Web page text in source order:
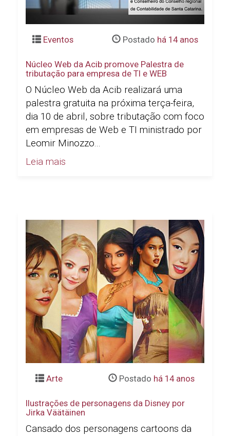
Eventos Postado há 14 anos
Núcleo Web da Acib promove Palestra de
tributação para empresa de TI e WEB
O Núcleo Web da Acib realizará uma
palestra gratuita na próxima terça-feira,
dia 10 de abril, sobre tributação com foco
em empresas de Web e TI ministrado por
Leomir Minozzo...
Leia mais
Arte Postado há 14 anos
Ilustrações de personagens da Disney por
Jirka Väätäinen
Cansado dos personagens cartoons da